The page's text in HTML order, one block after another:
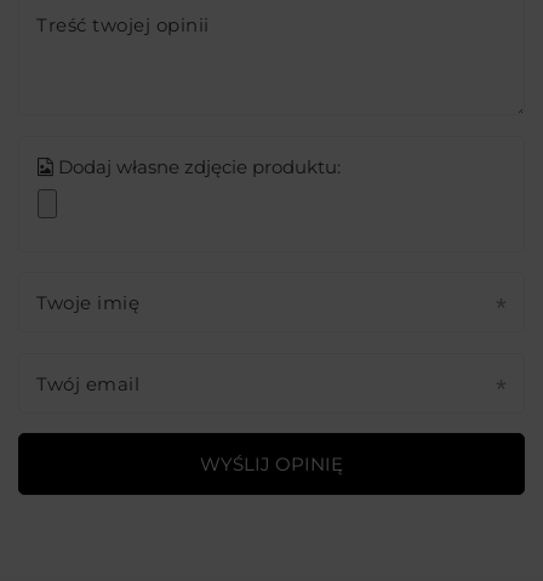
Treść twojej opinii
Dodaj własne zdjęcie produktu:
Twoje imię
Twój email
WYŚLIJ OPINIĘ